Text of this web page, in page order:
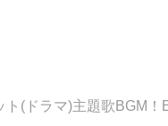
ト(ドラマ)主題歌BGM